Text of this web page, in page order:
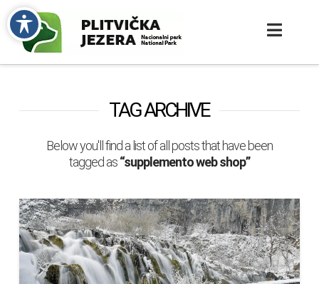
TAG ARCHIVE
Below you'll find a list of all posts that have been
tagged as“supplemento web shop”